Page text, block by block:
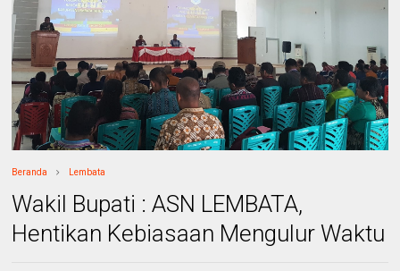
Beranda Lembata
Wakil Bupati : ASN LEMBATA,
Hentikan Kebiasaan Mengulur Waktu